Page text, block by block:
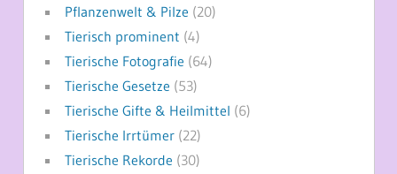
Pflanzenwelt & Pilze (20)
Tierisch prominent (4)
Tierische Fotografie (64)
Tierische Gesetze (53)
Tierische Gifte & Heilmittel (6)
Tierische Irrtümer(22)
Tierische Rekorde (30)